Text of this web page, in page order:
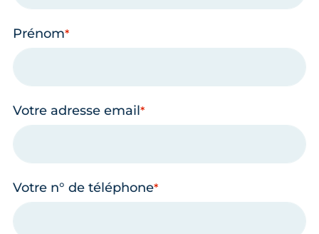
Prénom
Votre adresse email
Votre n° de téléphone